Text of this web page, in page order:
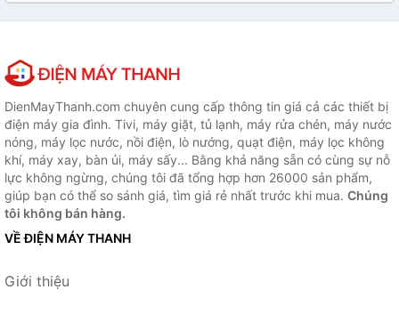
DienMayThanh.com chuyên cung cấp thông tin giá cả các thiết bị
điện máy gia đình. Tivi, máy giặt, tủ lạnh, máy rửa chén, máy nước
nóng, máy lọc nước, nồi điện, lò nướng, quạt điện, máy lọc không
khí, máy xay, bàn ủi, máy sấy... Bằng khả năng sẵn có cùng sự nỗ
lực không ngừng, chúng tôi đã tổng hợp hơn 26000 sản phẩm,
giúp bạn có thể so sánh giá, tìm giá rẻ nhất trước khi mua. Chúng
tôi không bán hàng.
VỀ ĐIỆN MÁY THANH
Giới thiệu